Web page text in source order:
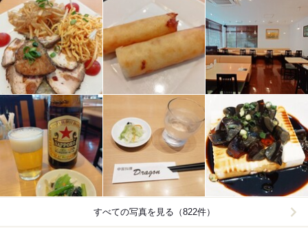
すべての写真を見る（822件）